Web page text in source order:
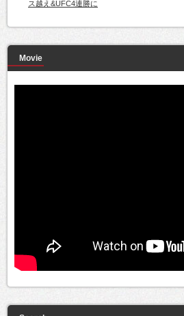
ス越え&UFC4連勝に
Movie